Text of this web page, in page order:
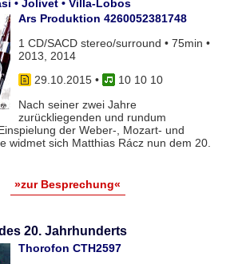
• Jolivet • Villa-Lobos
Ars Produktion 4260052381748
1 CD/SACD stereo/surround • 75min •
2013, 2014
29.10.2015•
10 10 10
Nach seiner zwei Jahre
zurückliegenden und rundum
der Weber-, Mozart- und
widmet sich Matthias Rácz nun dem 20.
»zur Besprechung«
20. Jahrhunderts
Thorofon CTH2597